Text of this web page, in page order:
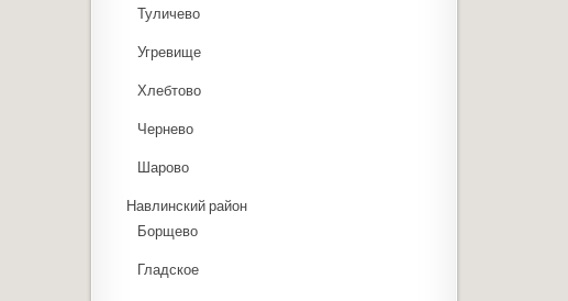
Туличево
Угревище
Хлебтово
Чернево
Шарово
Навлинский район
Борщево
Гладское